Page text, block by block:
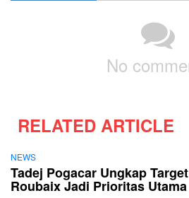
No
RELATED ARTICLE
NEWS
Tadej Pogacar Ungkap
Roubaix Jadi Prioritas Utama